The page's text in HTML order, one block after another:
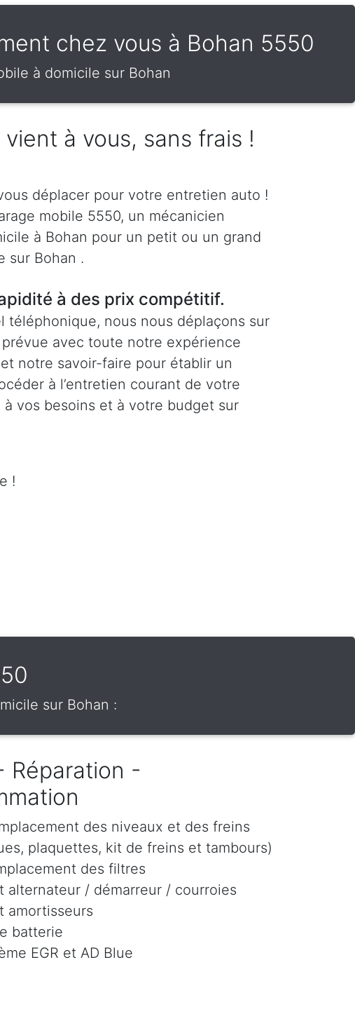
chez vous à Bohan 5550
à domicile sur Bohan
à vous, sans frais !
déplacer pour votre entretien auto !
mobile 5550, un mécanicien
à Bohan pour un petit ou un grand
sur Bohan .
à des prix compétitif.
téléphonique, nous nous déplaçons sur
prévue avec toute notre expérience
notre savoir-faire pour établir un
à l’entretien courant de votre
vos besoins et à votre budget sur
!
sur Bohan :
Réparation -
des niveaux et des freins
plaquettes, kit de freins et tambours)
des filtres
alternateur / démarreur / courroies
amortisseurs
batterie
EGR et AD Blue